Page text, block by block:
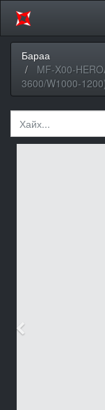
Бараа
MF-X00-
3600/W1000-